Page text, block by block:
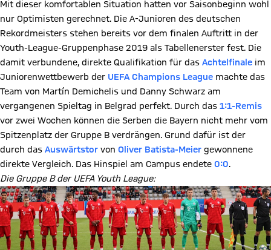
Mit dieser komfortablen Situation hatten vor Saisonbeginn wohl
nur Optimisten gerechnet. Die A-Junioren des deutschen
Rekordmeisters stehen bereits vor dem finalen Auftritt in der
Youth-League-Gruppenphase 2019 als Tabellenerster fest. Die
damit verbundene, direkte Qualifikation für das Achtelfinale im
Juniorenwettbewerb der UEFA Champions League machte das
Team von Martín Demichelis und Danny Schwarz am
vergangenen Spieltag in Belgrad perfekt. Durch das 1:1-Remis
vor zwei Wochen können die Serben die Bayern nicht mehr vom
Spitzenplatz der Gruppe B verdrängen. Grund dafür ist der
durch das Auswärtstor von Oliver Batista-Meier gewonnene
direkte Vergleich. Das Hinspiel am Campus endete 0:0.
Die Gruppe B der UEFA Youth League: